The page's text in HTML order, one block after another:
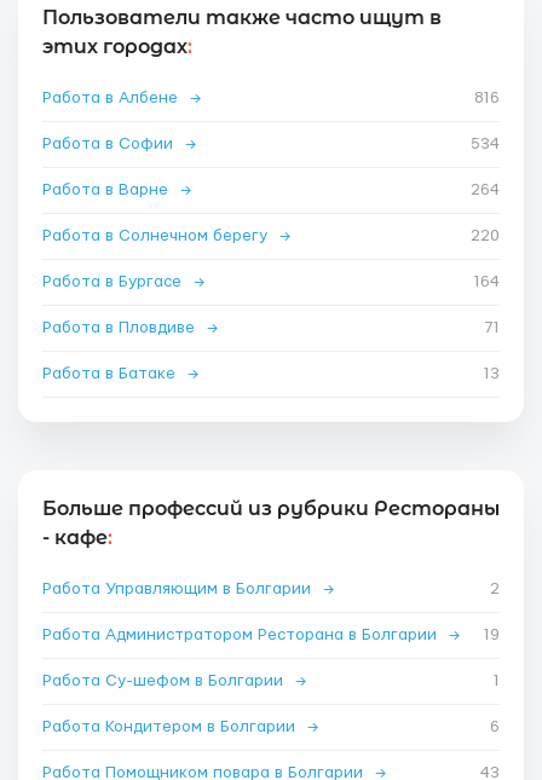
Пользователи также часто ищут в
этих городах:
Работа в Албене → 816
Работа в Софии → 534
Работа в Варне → 264
Работа в Солнечном берегу → 220
Работа в Бургасе → 164
Работа в Пловдиве → 71
Работа в Батаке → 13
Больше профессий из рубрики Рестораны
- кафе:
Работа Управляющим в Болгарии → 2
Работа Администратором Ресторана в Болгарии → 19
Работа Су-шефом в Болгарии → 1
Работа Кондитером в Болгарии → 6
Работа Помощником повара в Болгарии → 43